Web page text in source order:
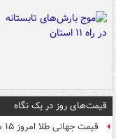
قیمت‌های روز در یک نگاه
قیمت جهانی طلا امروز ۱۵ مرداد